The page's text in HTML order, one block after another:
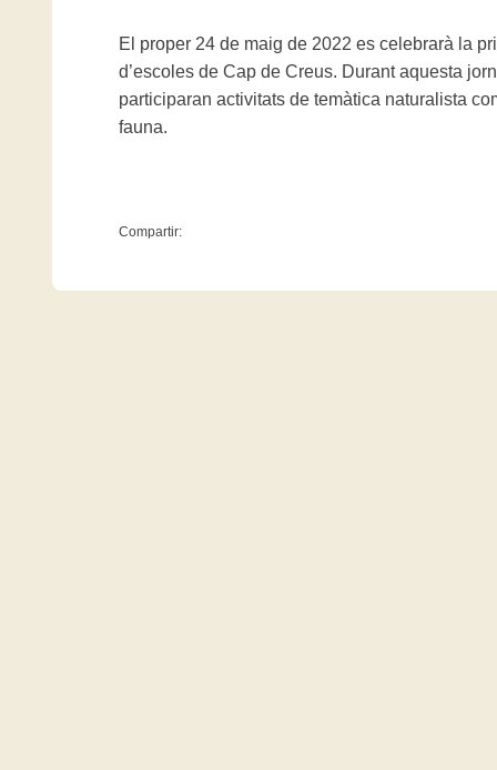
El proper 24 de maig de 2022 es celebrarà la
d’escoles de Cap de Creus. Durant aquesta
participaran activitats de temàtica naturalista
fauna.
Compartir: